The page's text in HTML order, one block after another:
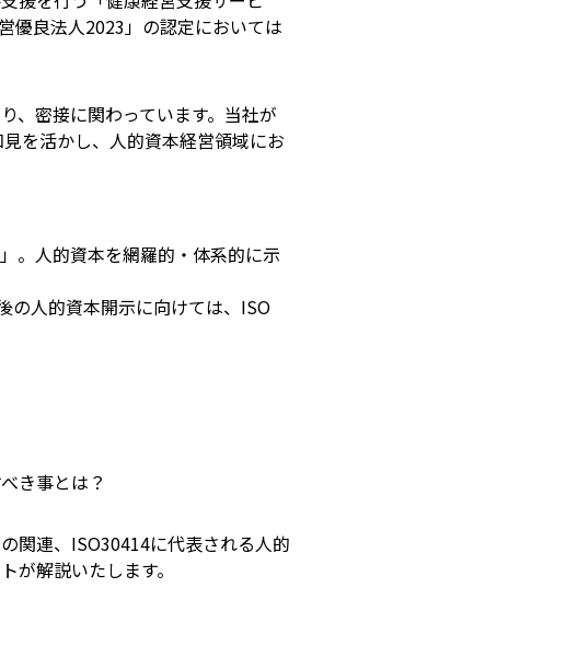
優良法人2023」の認定においては
、密接に関わっています。当社が
を活かし、人的資本経営領域にお
。人的資本を網羅的・体系的に示
の人的資本開示に向けては、ISO
き事とは？
関連、ISO30414に代表される人的
が解説いたします。